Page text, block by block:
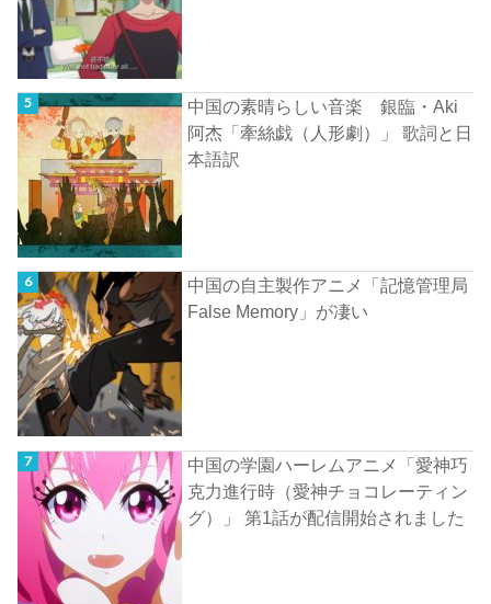
中国の素晴らしい音楽 銀臨・Aki
阿杰「牽絲戯（人形劇）」 歌詞と日
本語訳
中国の自主製作アニメ「記憶管理局
False Memory」が凄い
中国の学園ハーレムアニメ「愛神巧
克力進行時（愛神チョコレーティン
グ）」 第1話が配信開始されました